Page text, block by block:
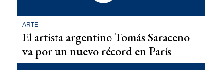
ARTE
El artista argentino Tomás Saraceno
va por un nuevo récord en París